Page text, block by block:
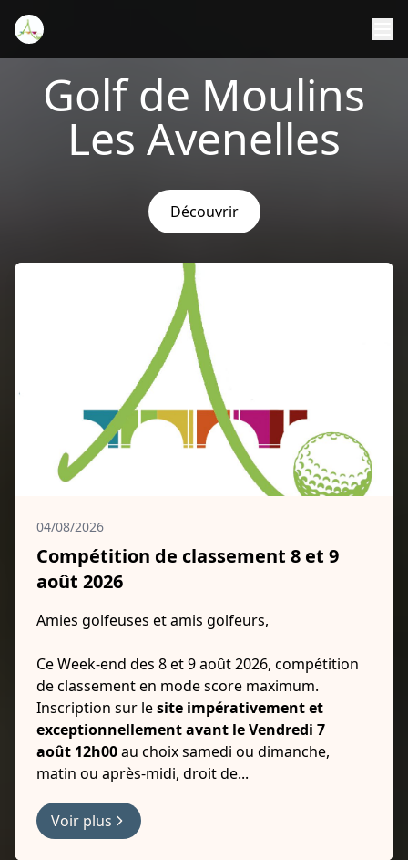
Golf de Moulins
Les Avenelles
Découvrir
04/08/2026
Compétition de classement 8 et 9
août 2026
Amies golfeuses et amis golfeurs,
Ce Week-end des 8 et 9 août 2026, compétition
de classement en mode score maximum.
Inscription sur lesite impérativement et
exceptionnellement avant le Vendredi 7
août 12h00au choix samedi ou dimanche,
matin ou après-midi, droit de...
Voir plus